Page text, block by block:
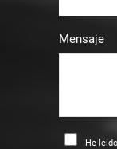
Mensaje
He